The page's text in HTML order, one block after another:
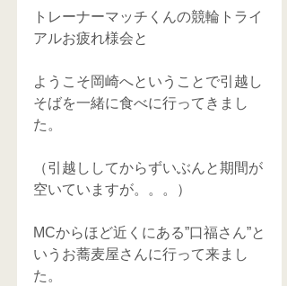
トレーナーマッチくんの競輪トライ
アルお疲れ様会と
ようこそ岡崎へということで引越し
そばを一緒に食べに行ってきまし
た。
（引越ししてからずいぶんと期間が
空いていますが。。。）
MCからほど近くにある”口福さん”と
いうお蕎麦屋さんに行って来まし
た。